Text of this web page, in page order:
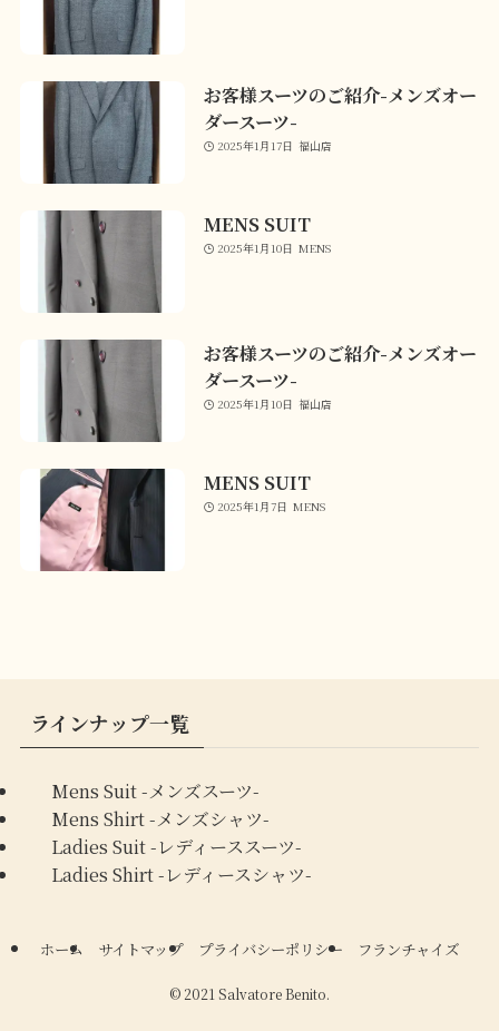
お客様スーツのご紹介-メンズオー
ダースーツ-
2025年1月17日 福山店
MENS SUIT
2025年1月10日 MENS
お客様スーツのご紹介-メンズオー
ダースーツ-
2025年1月10日 福山店
MENS SUIT
2025年1月7日 MENS
ラインナップ一覧
Mens Suit -メンズスーツ-
Mens Shirt -メンズシャツ-
Ladies Suit -レディーススーツ-
Ladies Shirt -レディースシャツ-
ホーム サイトマップ プライバシーポリシー フランチャイズ
© 2021 Salvatore Benito.